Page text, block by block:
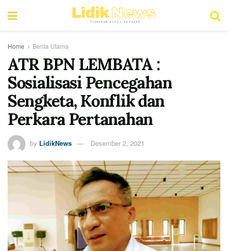
Home Berita Utama
ATR BPN LEMBATA :
Sosialisasi Pencegahan
Sengketa, Konflik dan
Perkara Pertanahan
by LidikNews Desember 2, 2021